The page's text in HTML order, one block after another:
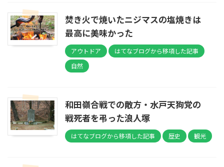
焚き火で焼いたニジマスの塩焼きは
最高に美味かった
アウトドア
はてなブログから移項した記事
自然
和田嶺合戦での敵方・水戸天狗党の
戦死者を弔った浪人塚
はてなブログから移項した記事 歴史 観光